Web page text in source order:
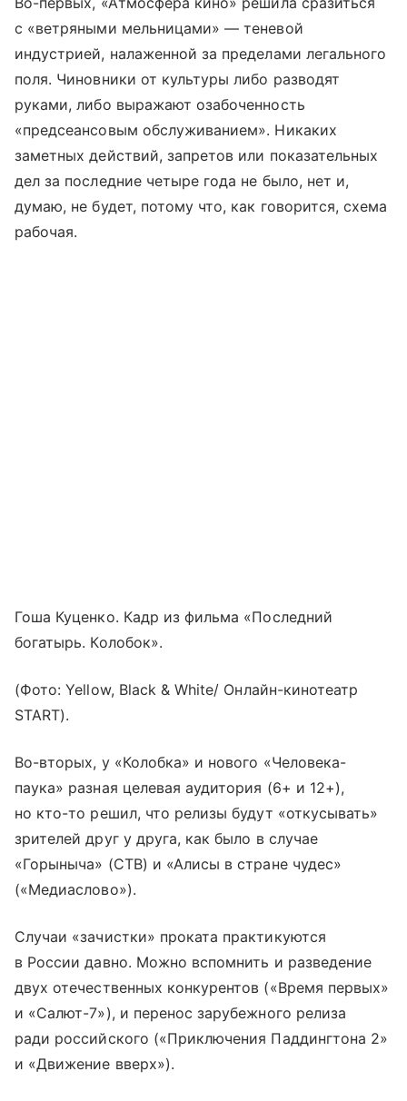
с «ветряными мельницами» — теневой
индустрией, налаженной за пределами легального
поля. Чиновники от культуры либо разводят
руками, либо выражают озабоченность
«предсеансовым обслуживанием». Никаких
заметных действий, запретов или показательных
дел за последние четыре года не было, нет и,
думаю, не будет, потому что, как говорится, схема
рабочая.
Гоша Куценко. Кадр из фильма «Последний
богатырь. Колобок».
(Фото: Yellow, Black & White/ Онлайн-кинотеатр
START).
Во-вторых, у «Колобка» и нового «Человека-
паука» разная целевая аудитория (6+ и 12+),
но кто-то решил, что релизы будут «откусывать»
зрителей друг у друга, как было в случае
«Горыныча» (СТВ) и «Алисы в стране чудес»
(«Медиаслово»).
Случаи «зачистки» проката практикуются
в России давно. Можно вспомнить и разведение
двух отечественных конкурентов («Время первых»
и «Салют-7»), и перенос зарубежного релиза
ради российского («Приключения Паддингтона 2»
и «Движение вверх»).